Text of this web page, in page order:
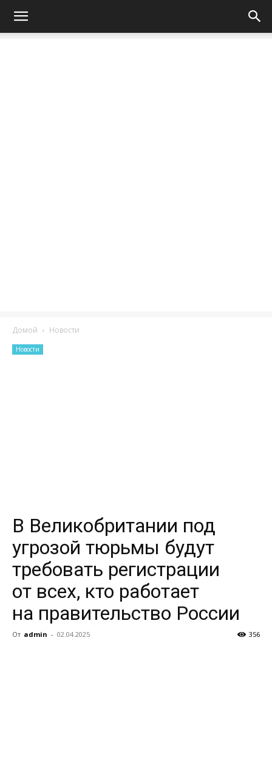
Домой Новости
Новости
В Великобритании под
угрозой тюрьмы будут
требовать регистрации
от всех, кто работает
на правительство России
От admin - 02.04.2025 356